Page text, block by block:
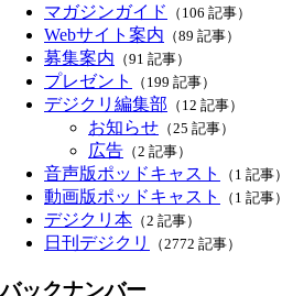
マガジンガイド （106 記事）
Webサイト案内 （89 記事）
募集案内 （91 記事）
プレゼント （199 記事）
デジクリ編集部 （12 記事）
お知らせ （25 記事）
広告 （2 記事）
音声版ポッドキャスト （1 記事）
動画版ポッドキャスト （1 記事）
デジクリ本 （2 記事）
日刊デジクリ （2772 記事）
バックナンバー